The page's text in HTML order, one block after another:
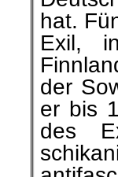
hat.
Exil,
der
er bis
des